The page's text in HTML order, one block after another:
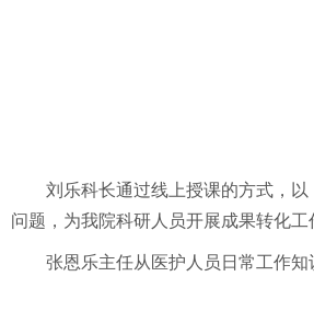
刘乐科长通过线上授课的方式，
问题，为我院科研人员开展成果转化工
张恩乐主任从医护人员日常工作